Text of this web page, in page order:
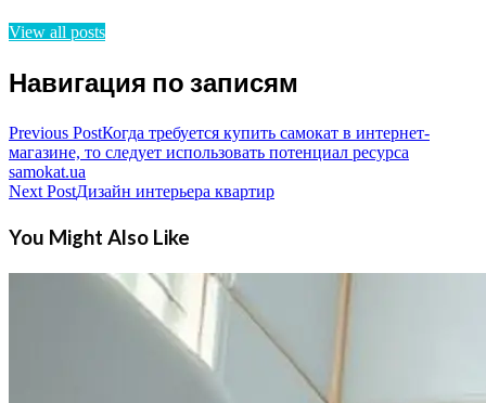
View all posts
Навигация по записям
Previous PostКогда требуется купить самокат в интернет-
магазине, то следует использовать потенциал ресурса
samokat.ua
Next PostДизайн интерьера квартир
You Might Also Like